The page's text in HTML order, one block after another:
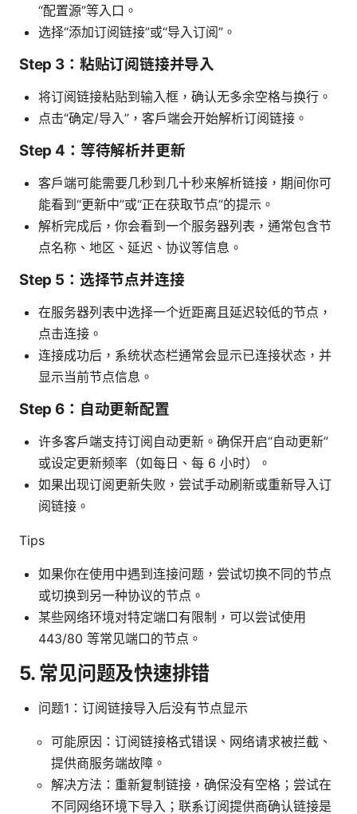
“配置源”等入口。
选择“添加订阅链接”或“导入订阅”。
Step 3：粘贴订阅链接并导入
将订阅链接粘贴到输入框，确认无多余空格与换行。
点击“确定/导入”，客户端会开始解析订阅链接。
Step 4：等待解析并更新
客户端可能需要几秒到几十秒来解析链接，期间你可
能看到“更新中”或“正在获取节点”的提示。
解析完成后，你会看到一个服务器列表，通常包含节
点名称、地区、延迟、协议等信息。
Step 5：选择节点并连接
在服务器列表中选择一个近距离且延迟较低的节点，
点击连接。
连接成功后，系统状态栏通常会显示已连接状态，并
显示当前节点信息。
Step 6：自动更新配置
许多客户端支持订阅自动更新。确保开启“自动更新”
或设定更新频率（如每日、每 6 小时）。
如果出现订阅更新失败，尝试手动刷新或重新导入订
阅链接。
Tips
如果你在使用中遇到连接问题，尝试切换不同的节点
或切换到另一种协议的节点。
某些网络环境对特定端口有限制，可以尝试使用
443/80 等常见端口的节点。
5. 常见问题及快速排错
问题1：订阅链接导入后没有节点显示
可能原因：订阅链接格式错误、网络请求被拦截、
提供商服务端故障。
解决方法：重新复制链接，确保没有空格；尝试在
不同网络环境下导入；联系订阅提供商确认链接是